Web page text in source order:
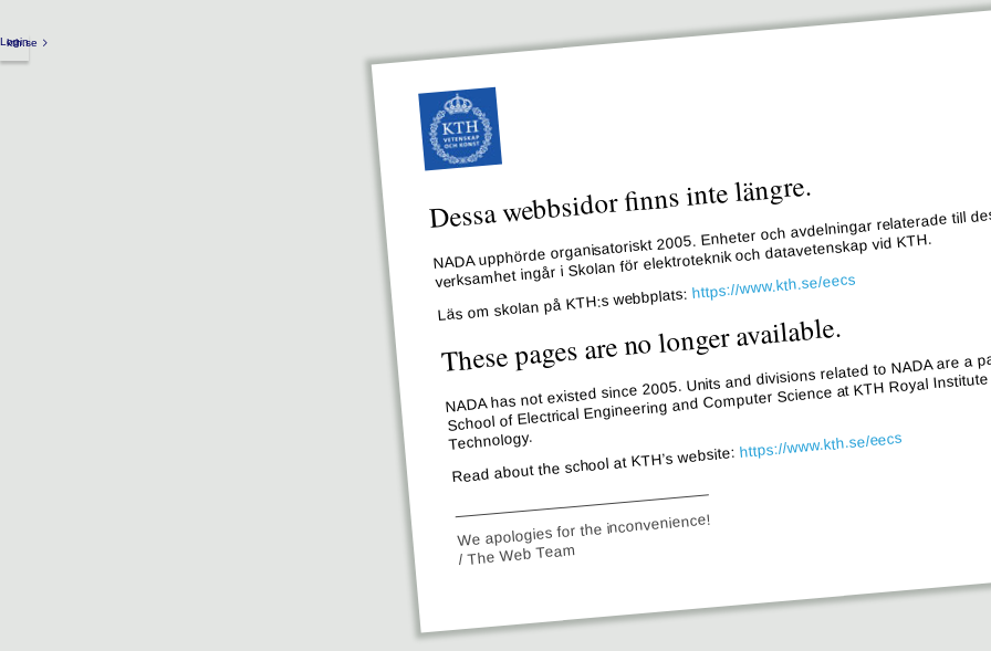
kth.se
Login
Dessa webbsidor finns inte längre.
NADA upphörde organisatoriskt 2005. Enheter och avdelningar relaterade till
verksamhet ingår i Skolan för elektroteknik och datavetenskap vid KTH.
Läs om skolan på KTH:s webbplats:https://www.kth.se/eecs
These pages are no longer available.
NADA has not existed since 2005. Units and divisions related to NADA are a
School of Electrical Engineering and Computer Science at KTH Royal
Technology.
Read about the school at KTH’s website:https://www.kth.se/eecs
We apologies for the inconvenience!
/ The Web Team